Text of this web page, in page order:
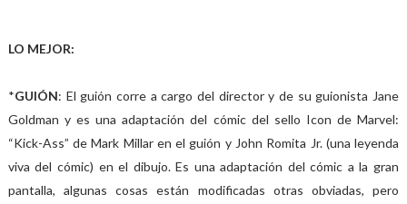
LO MEJOR:
*GUIÓN: El guión corre a cargo del director y de su guionista Jane
Goldman y es una adaptación del cómic del sello Icon de Marvel:
“Kick-Ass” de Mark Millar en el guión y John Romita Jr. (una leyenda
viva del cómic) en el dibujo. Es una adaptación del cómic a la gran
pantalla, algunas cosas están modificadas otras obviadas, pero